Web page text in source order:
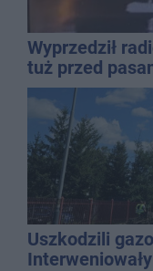
Wyprzedził
tuż przed
Uszkodzili